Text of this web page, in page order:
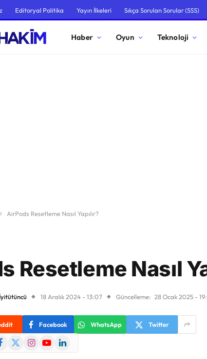
Editoryal Politika Yayın İlkeleri Sıkça Sorulan Sorular (SSS)
Haber Oyun Teknoloji
AirPods Resetleme Nasıl Yapılır?
Resetleme Nasıl
18 Aralık 2024 - 13:07 Güncelleme: 28 Ocak 2025 -
Facebook WhatsApp Twitter
X
InstagramYouTubeLinkedIn